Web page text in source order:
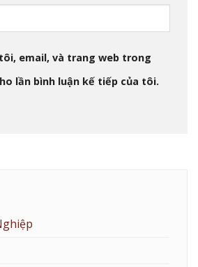
email, và trang web trong
lần bình luận kế tiếp của tôi.